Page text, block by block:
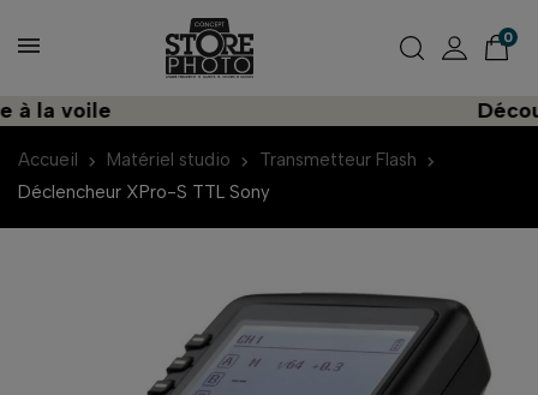
0
voile
Accueil Matériel studio
Transmetteur Flash
Déclencheur XPro-S TTL Sony